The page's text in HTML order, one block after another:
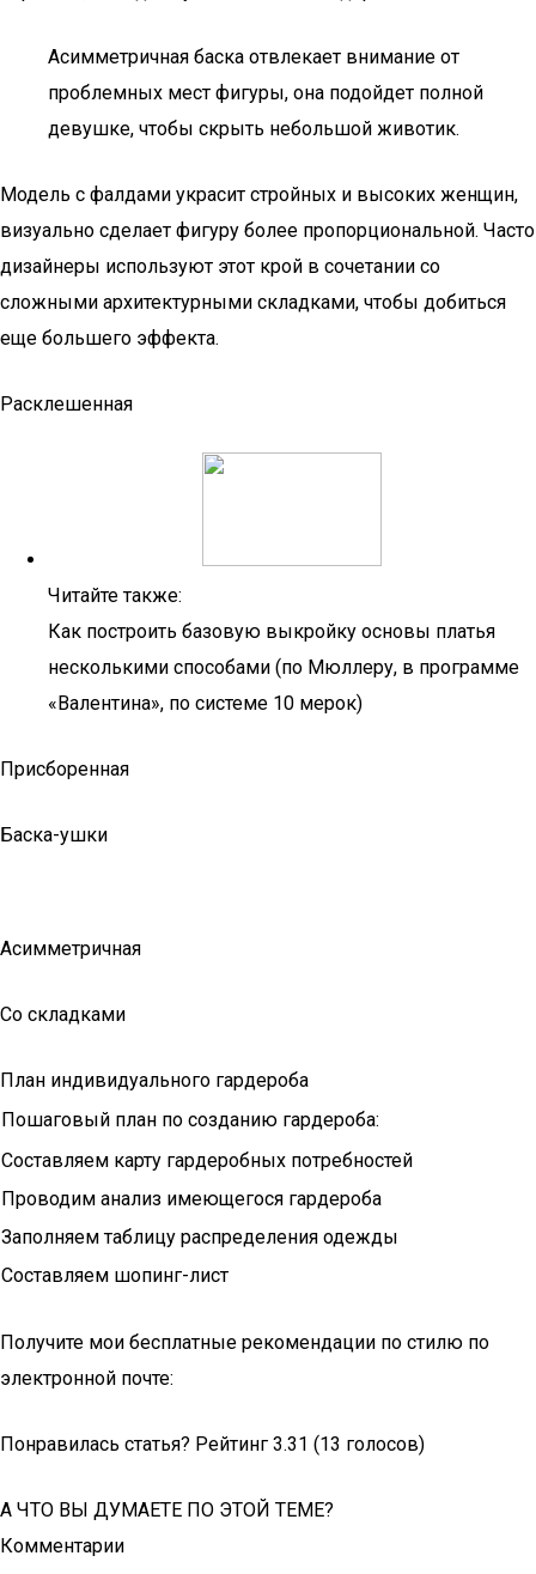
Асимметричная баска отвлекает внимание от
проблемных мест фигуры, она подойдет полной
девушке, чтобы скрыть небольшой животик.
Модель с фалдами украсит стройных и высоких женщин,
визуально сделает фигуру более пропорциональной. Часто
дизайнеры используют этот крой в сочетании со
сложными архитектурными складками, чтобы добиться
еще большего эффекта.
Расклешенная
Читайте также:
Как построить базовую выкройку основы платья
несколькими способами (по Мюллеру, в программе
«Валентина», по системе 10 мерок)
Присборенная
Баска-ушки
Асимметричная
Со складками
План индивидуального гардероба
Пошаговый план по созданию гардероба:
Составляем карту гардеробных потребностей
Проводим анализ имеющегося гардероба
Заполняем таблицу распределения одежды
Составляем шопинг-лист
Получите мои бесплатные рекомендации по стилю по
электронной почте:
Понравилась статья? Рейтинг 3.31 (13 голосов)
А ЧТО ВЫ ДУМАЕТЕ ПО ЭТОЙ ТЕМЕ?
Комментарии